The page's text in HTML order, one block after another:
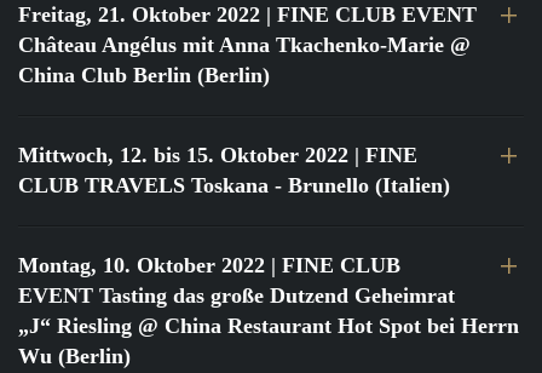
Freitag, 21. Oktober 2022 | FINE CLUB EVENT
Château Angélus mit Anna Tkachenko-Marie @
China Club Berlin (Berlin)
Mittwoch, 12. bis 15. Oktober 2022 | FINE
CLUB TRAVELS Toskana - Brunello (Italien)
Montag, 10. Oktober 2022 | FINE CLUB
EVENT Tasting das große Dutzend Geheimrat
„J“ Riesling @ China Restaurant Hot Spot bei Herrn
Wu (Berlin)